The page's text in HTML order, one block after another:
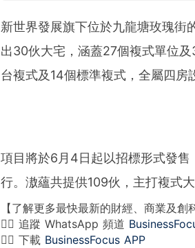
新世界發展旗下位於九龍塘玫瑰街
出30伙大宅，涵蓋27個複式單位
台複式及14個標準複式，全屬四房
項目將於6月4日起以招標形式發
行。滶蘊共提供109伙，主打複式
【了解更多最快最新的財經、商業及創
👉🏻 追蹤 WhatsApp 頻道
👉🏻 下載 BusinessFocus APP